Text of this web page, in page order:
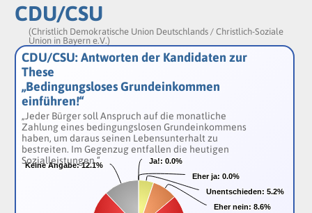
CDU/CSU
(Christlich Demokratische Union Deutschlands / Christlich-Soziale
Union in Bayern e.V.)
Ja!: 0.0%
Ja!: 0.0%
Eher ja: 0.0%
Eher ja: 0.0%
Unentschieden: 5.2%
Unentschieden: 5.2%
Eher nein: 8.6%
Eher nein: 8.6%
Keine Angabe:12.1%
Keine Angabe:12.1%
CDU/CSU: Antworten der Kandidaten zur
These
„Bedingungsloses Grundeinkommen
einführen!“
„Jeder Bürger soll Anspruch auf die monatliche
Zahlung eines bedingungslosen Grundeinkommens
haben, um daraus seinen Lebensunterhalt zu
bestreiten. Im Gegenzug entfallen die heutigen
Sozialleistungen.“